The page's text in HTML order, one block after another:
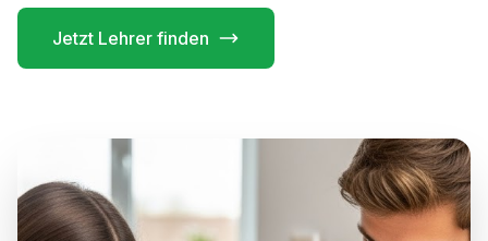
Jetzt Lehrer finden